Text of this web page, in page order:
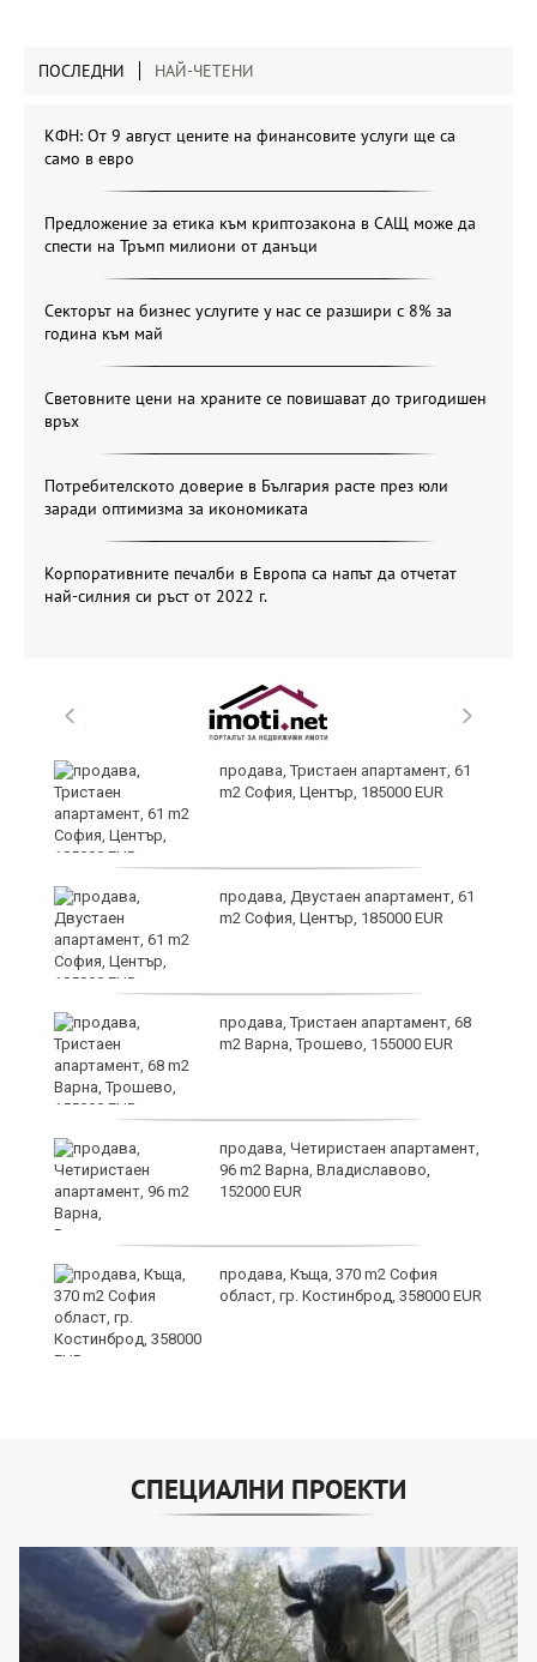
ПОСЛЕДНИ НАЙ-ЧЕТЕНИ
КФН: От 9 август цените на финансовите услуги ще са
само в евро
Предложение за етика към криптозакона в САЩ може да
спести на Тръмп милиони от данъци
Секторът на бизнес услугите у нас се разшири с 8% за
година към май
Световните цени на храните се повишават до тригодишен
връх
Потребителското доверие в България расте през юли
заради оптимизма за икономиката
Корпоративните печалби в Европа са напът да отчетат
най-силния си ръст от 2022 г.
продава, Тристаен апартамент, 61
m2 София, Център, 185000 EUR
продава, Двустаен апартамент, 61
m2 София, Център, 185000 EUR
продава, Тристаен апартамент, 68
m2 Варна, Трошево, 155000 EUR
продава, Четиристаен апартамент,
96 m2 Варна, Владиславово,
152000 EUR
продава, Къща, 370 m2 София
област, гр. Костинброд, 358000 EUR
СПЕЦИАЛНИ ПРОЕКТИ